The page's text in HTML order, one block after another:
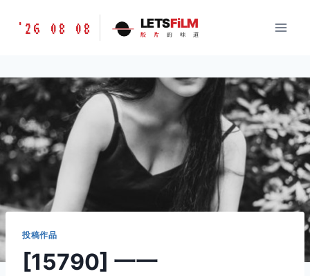
胶
味
道
LETSFILM
'26 08 08 LETSFiLM
胶 片 的 味 道
投稿作品
[15790] 一一